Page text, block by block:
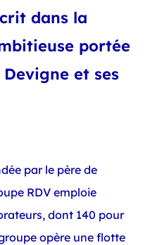
dans la
portée
et ses
par le père de
RDV emploie
dont 140 pour
opère une flotte